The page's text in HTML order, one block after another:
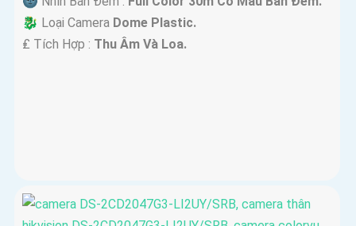
🐉️ Loại Camera Dome Plastic.
️₤ Tích Hợp : Thu Âm Và Loa.